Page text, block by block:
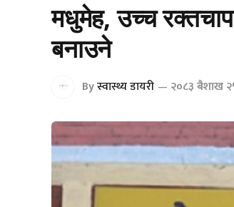
मधुमेह, उच्च
बनाउने
Byस्वास्थ्य डायरी २०८३ बैशाख